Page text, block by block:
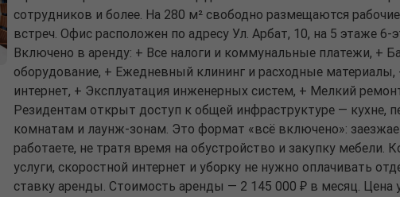
сотрудников и более. На 280 м² свободно размещаются
встреч. Офис расположен по адресу Ул. Арбат, 10, на 5 этаже 6-
Включено в аренду: + Все налоги и коммунальные платежи, +
оборудование, + Ежедневный клининг и расходные
интернет, + Эксплуатация инженерных систем, + Мелкий
Резидентам открыт доступ к общей инфраструктуре — кухне,
комнатам и лаунж-зонам. Это формат «всё включено»:
работаете, не тратя время на обустройство и закупку мебели.
услуги, скоростной интернет и уборку не нужно оплачивать
ставку аренды. Стоимость аренды — 2 145 000 ₽ в месяц. Цена